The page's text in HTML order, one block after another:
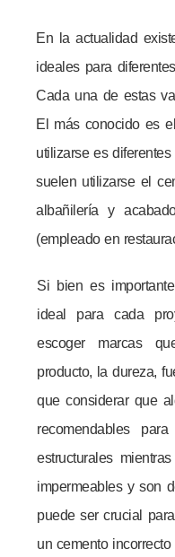
En la actualidad
ideales para
Cada una de estas
El más conocido es
utilizarse es
suelen utilizarse el
albañilería y
(empleado en
Si bien es
ideal para cada
escoger marcas
producto, la dureza,
que considerar que
recomendables
estructurales
impermeables y son
puede ser crucial
un cemento